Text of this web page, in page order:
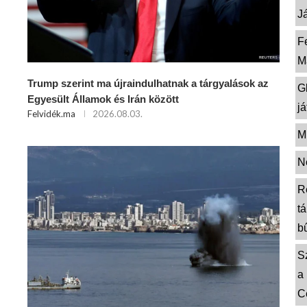
Trump szerint ma újraindulhatnak a tárgyalások az
Egyesült Államok és Irán között
Felvidék.ma 2026.08.03.
a